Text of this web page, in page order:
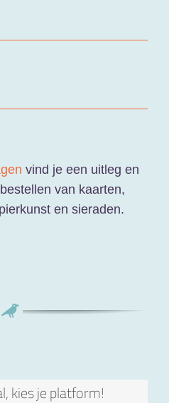
vind je een uitleg en
van kaarten,
en sieraden.
kies je platform!